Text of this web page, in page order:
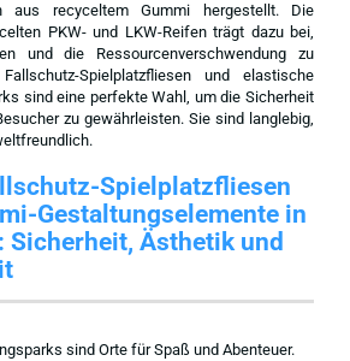
aus recyceltem Gummi hergestellt. Die
PKW- und LKW-Reifen trägt dazu bei,
und die Ressourcenverschwendung zu
Spielplatzfliesen und elastische
sind eine perfekte Wahl, um die Sicherheit
zu gewährleisten. Sie sind langlebig,
Spielplatzfliesen
Gestaltungselemente in
Sicherheit, Ästhetik und
sind Orte für Spaß und Abenteuer.